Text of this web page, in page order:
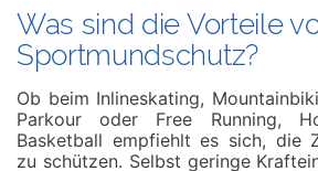
Was sind die Vorteile
Sportmundschutz?
Ob beim Inlineskating,
Parkour oder Free Running,
Basketball empfiehlt es sich, die
zu schützen. Selbst geringe